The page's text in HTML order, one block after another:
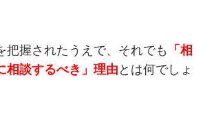
把握されたうえで、それでも
「相
相談するべき」理由 とは何でしょ